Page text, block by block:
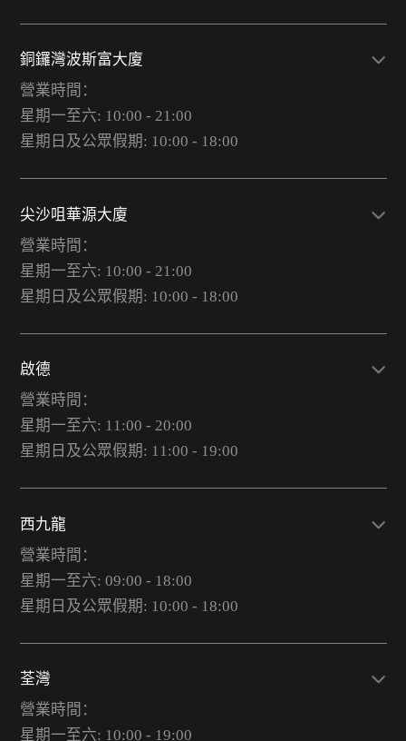
銅鑼灣波斯富大廈
營業時間：
星期一至六: 10:00 - 21:00
星期日及公眾假期: 10:00 - 18:00
尖沙咀華源大廈
營業時間：
星期一至六: 10:00 - 21:00
星期日及公眾假期: 10:00 - 18:00
啟德
營業時間：
星期一至六: 11:00 - 20:00
星期日及公眾假期: 11:00 - 19:00
西九龍
營業時間：
星期一至六: 09:00 - 18:00
星期日及公眾假期: 10:00 - 18:00
荃灣
營業時間：
星期一至六: 10:00 - 19:00